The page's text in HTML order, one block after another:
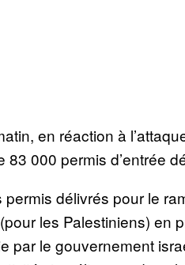
en réaction à
83 000 permis d’entrée
permis délivrés pour le
les Palestiniens) en
par le gouvernement